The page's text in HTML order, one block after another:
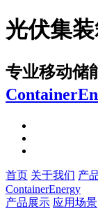
光伏集
专业移动储
首页 关于我们 产
ContainerEnergy
产品展示 应用场景